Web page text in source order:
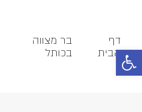
פתח סרגל נגישות
דף
הבית
בר מצווה
בכותל